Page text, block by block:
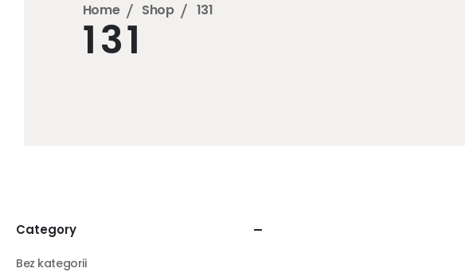
Home Shop 131
131
Category
Bez kategorii